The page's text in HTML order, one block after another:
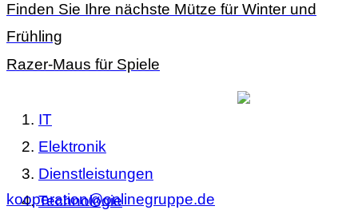
Finden Sie Ihre nächste Mütze für Winter und
Frühling
Razer-Maus für Spiele
IT
Elektronik
Dienstleistungen
Technologie
kooperation@onlinegruppe.de